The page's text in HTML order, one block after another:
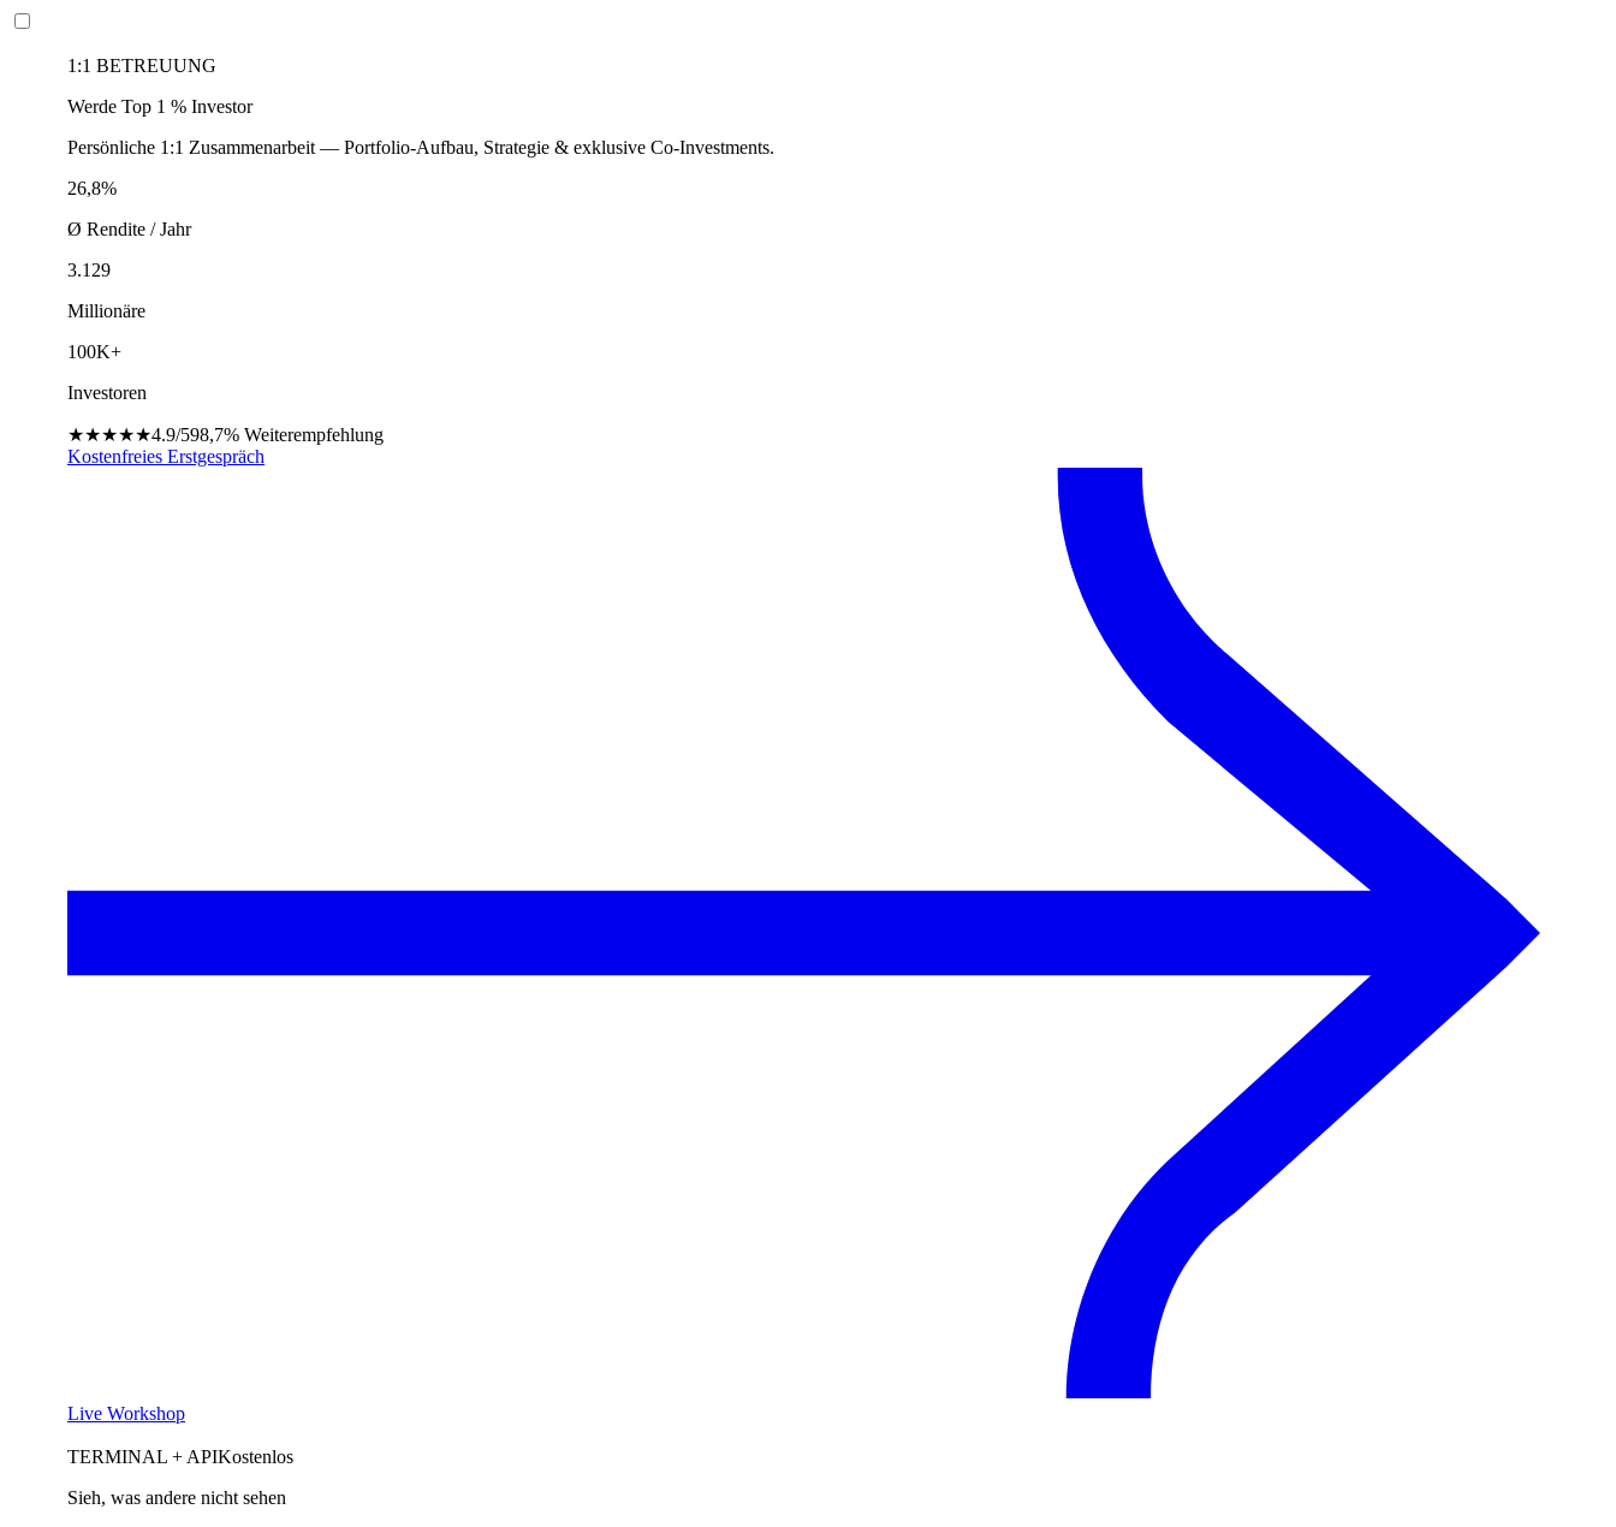
1:1 BETREUUNG
Werde Top 1 % Investor
Persönliche 1:1 Zusammenarbeit — Portfolio-Aufbau, Strategie & exklusive Co-Investments.
26,8%
Ø Rendite / Jahr
3.129
Millionäre
100K+
Investoren
★★★★★4.9/598,7% Weiterempfehlung
Kostenfreies Erstgespräch
Live Workshop
TERMINAL + APIKostenlos
Sieh, was andere nicht sehen